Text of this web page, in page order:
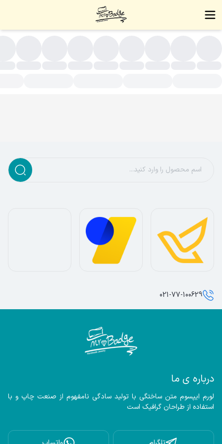
درباره ی ما
استفاده از طراحان گرافیک است
021-77-100629